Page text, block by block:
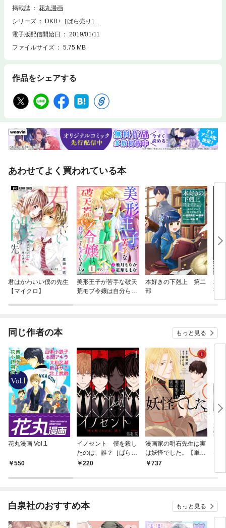
掲載誌
花丸漫画
シリーズ
DKB+［ばら売り］
電子版配信開始日
2019/01/11
ファイルサイズ
5.75 MB
作品をシェアする
あわせてよく買われている本
君はかわいい僕の先生
【マイクロ】
美形王子が苦手な破天
荒モブ令嬢は自分らし
本好きの下剋上 第二
部
本
部
同じ作者の本 もっと見る
花丸漫画 Vol.1
550
イノセント 僕を殺し
たのは、誰？［ばら売
り］第1話
220
漫画家の明石先生は実
は妖怪でした。【単行
本版】【特典付き】1
737
白泉社のおすすめ本 もっと見る